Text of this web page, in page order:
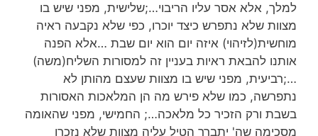
למלך, אלא אסר עליו הריבוי…;שלישית, מפני שיש בו
מצוות שלא נתפרש כיצד יוכרו, כפי שלא נקבעה ראיה
מוחשית(לזיהוי) איזה יום הוא יום שבת …אלא הפנה
אותנו להבאת ראיות בעניין זה למסורות השליח(משה)
…;רביעית, מפני שיש בו מצוות שעצם מהותן לא
נתפרשה, כמו שלא פירש מה הן המלאכות האסורות
בשבת ורק הזכיר כל מלאכה…; החמישי, מפני שהאומה
מסכימה שה' יתברך הטיל עליה מצוות שלא נזכרו